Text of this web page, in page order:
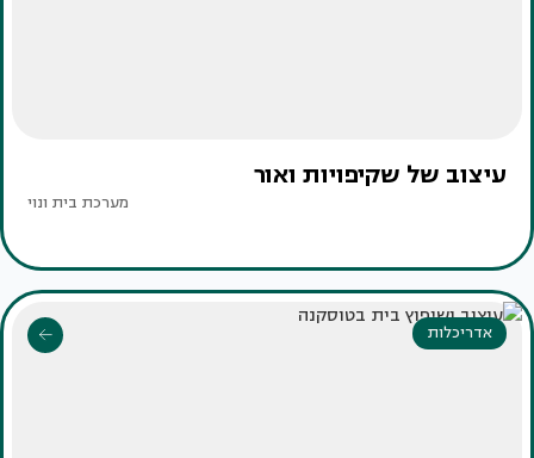
עיצוב של שקיפויות ואור
מערכת בית ונוי
אדריכלות